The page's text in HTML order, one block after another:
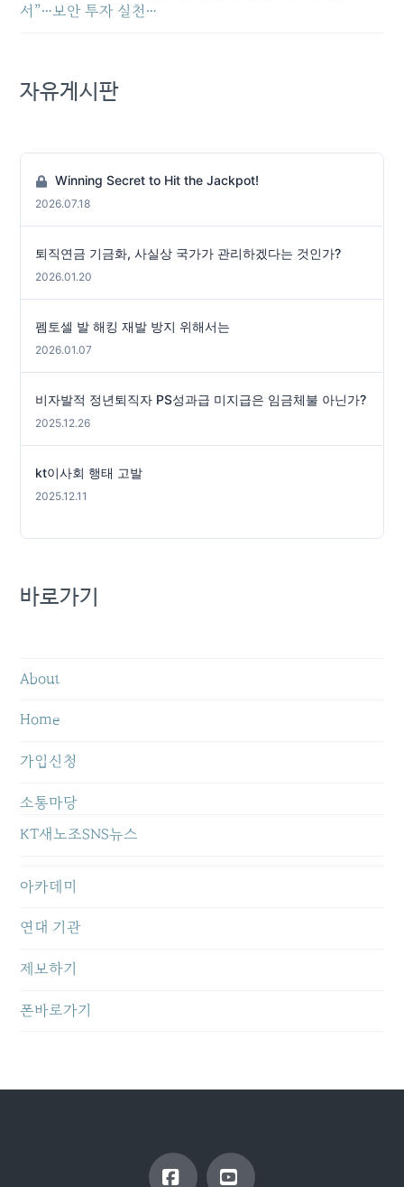
서”…보안 투자 실천…
자유게시판
Winning Secret to Hit the Jackpot!
2026.07.18
퇴직연금 기금화, 사실상 국가가 관리하겠다는 것인가?
2026.01.20
펨토셀 발 해킹 재발 방지 위해서는
2026.01.07
비자발적 정년퇴직자 PS성과급 미지급은 임금체불 아닌가?
2025.12.26
kt이사회 행태 고발
2025.12.11
바로가기
About
Home
가입신청
소통마당
KT새노조SNS뉴스
아카데미
연대 기관
제보하기
폰바로가기